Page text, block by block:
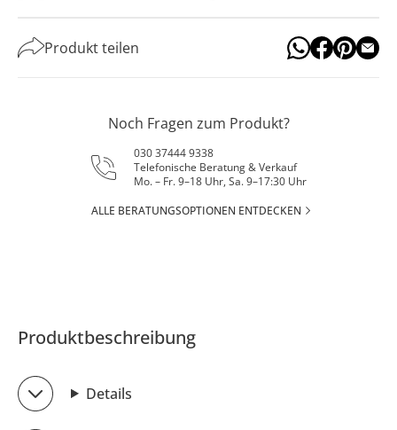
Produkt teilen
Noch Fragen zum Produkt?
030 37444 9338
Telefonische Beratung & Verkauf
Mo. – Fr. 9–18 Uhr, Sa. 9–17:30 Uhr
ALLE BERATUNGSOPTIONEN ENTDECKEN
Produktbeschreibung
Details